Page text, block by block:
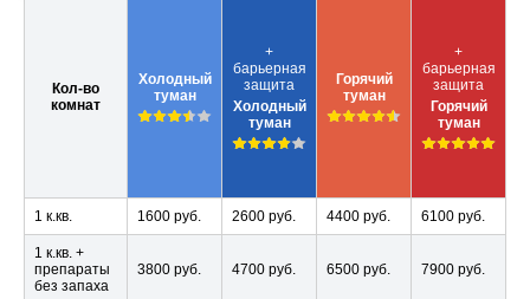
Кол-во
комнат
Холодный
туман
+
барьерная
защита
Холодный
туман
Горячий
туман
+
барьерная
защита
Горячий
туман
1 к.кв. 1600 руб. 2600 руб. 4400 руб. 6100 руб.
1 к.кв. +
препараты
без запаха
3800 руб. 4700 руб. 6500 руб. 7900 руб.